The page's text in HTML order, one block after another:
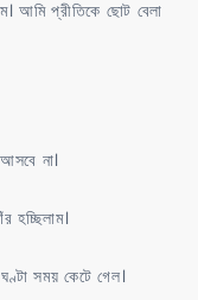
আমি প্রীতিকে ছোট বেলা
না।
হচ্ছিলাম।
সময় কেটে গেল।